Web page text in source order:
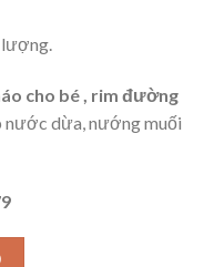
lượng.
cho bé , rim đường
nước dừa, nướng muối